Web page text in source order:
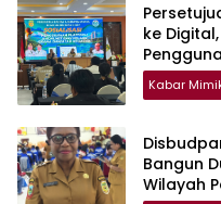
ke
Pelaku
Kabar
Bangun
Wilayah